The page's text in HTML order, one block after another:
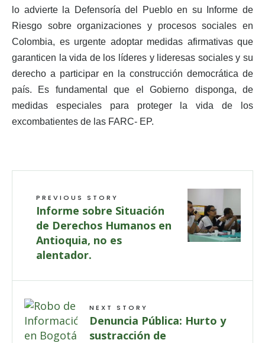
lo advierte la Defensoría del Pueblo en su Informe de
Riesgo sobre organizaciones y procesos sociales en
Colombia, es urgente adoptar medidas afirmativas que
garanticen la vida de los líderes y lideresas sociales y su
derecho a participar en la construcción democrática de
país. Es fundamental que el Gobierno disponga, de
medidas especiales para proteger la vida de los
excombatientes de las FARC- EP.
PREVIOUS STORY
Informe sobre Situación
de Derechos Humanos en
Antioquia, no es
alentador.
NEXT STORY
Denuncia Pública: Hurto y
sustracción de